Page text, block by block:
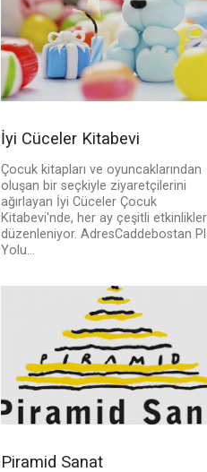
İyi Cüceler Kitabevi
Çocuk kitapları ve oyuncaklarından
oluşan bir seçkiyle ziyaretçilerini
ağırlayan İyi Cüceler Çocuk
Kitabevi'nde, her ay çeşitli
düzenleniyor. AdresCaddebostan
Yolu...
Piramid Sanat